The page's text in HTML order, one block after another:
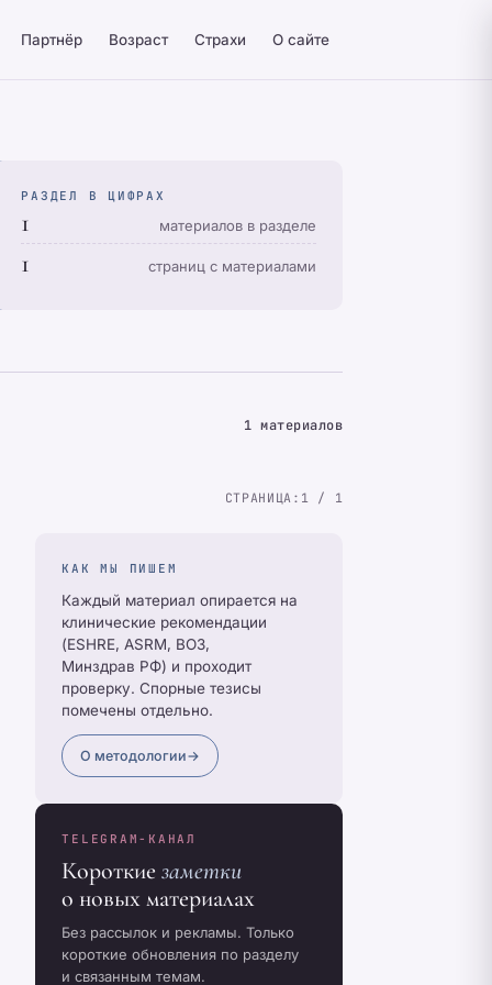
Партнёр Возраст Страхи О сайте
РАЗДЕЛ В ЦИФРАХ
1 материалов в разделе
1 страниц с материалами
1 материалов
СТРАНИЦА: 1 / 1
КАК МЫ ПИШЕМ
Каждый материал опирается на
клинические рекомендации
(ESHRE, ASRM, ВОЗ,
Минздрав РФ) и проходит
проверку. Спорные тезисы
помечены отдельно.
О методологии→
TELEGRAM-КАНАЛ
Короткиезаметки
о новых материалах
Без рассылок и рекламы. Только
короткие обновления по разделу
и связанным темам.